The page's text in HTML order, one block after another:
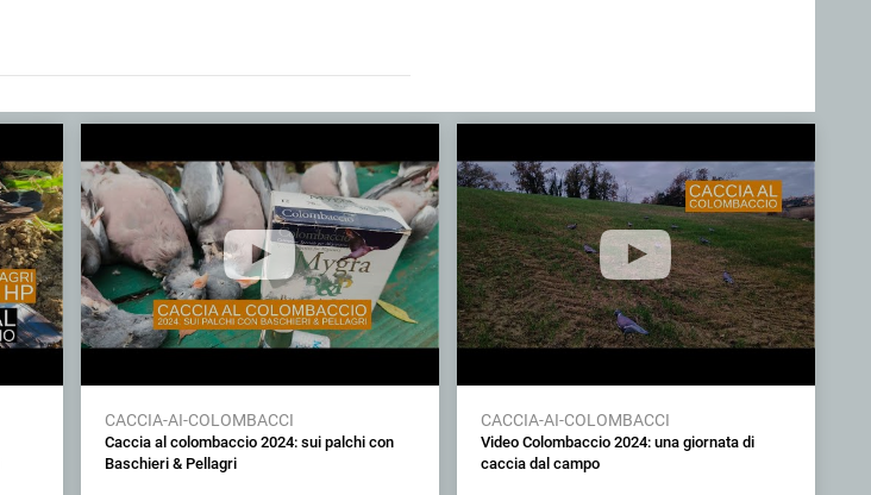
CACCIA-AI-COLOMBACCI
Caccia al colombaccio 2024: sui palchi con
Baschieri & Pellagri
CACCIA-AI-COLOMBACCI
Video Colombaccio 2024: una giornata di
caccia dal campo